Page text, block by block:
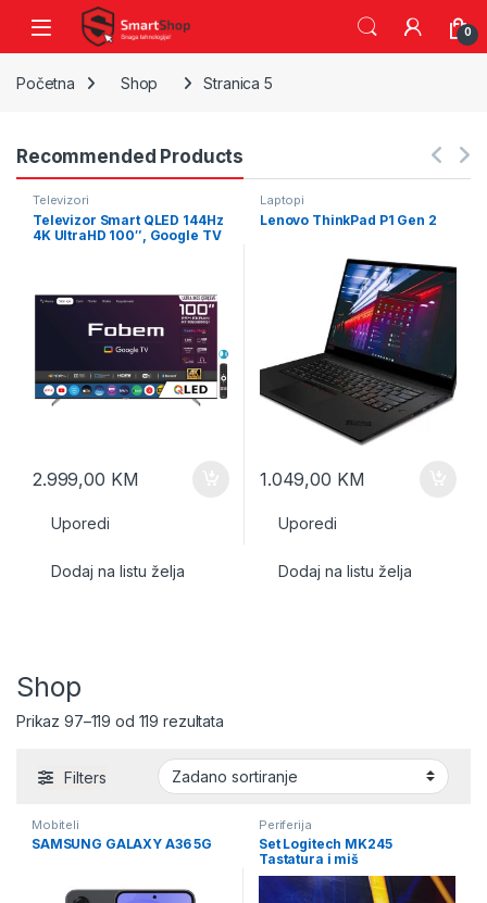
Skip to navigation
Skip to content
0
Početna Shop Stranica 5
Recommended Products
Televizori
Televizor Smart QLED 144Hz
4K UltraHD 100″, Google TV
2.999,00 KM
Uporedi
Dodaj na listu želja
Laptopi
Lenovo ThinkPad P1 Gen 2
1.049,00 KM
Uporedi
Dodaj na listu želja
Shop
Prikaz 97–119 od 119 rezultata
Filters
Mobiteli
SAMSUNG GALAXY A36 5G
Periferija
Set Logitech MK245
Tastatura i miš